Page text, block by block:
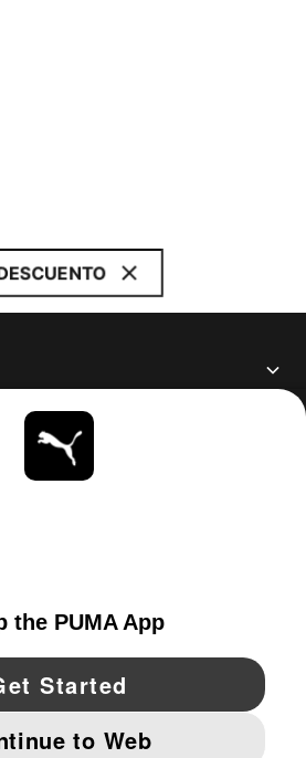
Pinterest
IMPRINT AND LEGAL DATA